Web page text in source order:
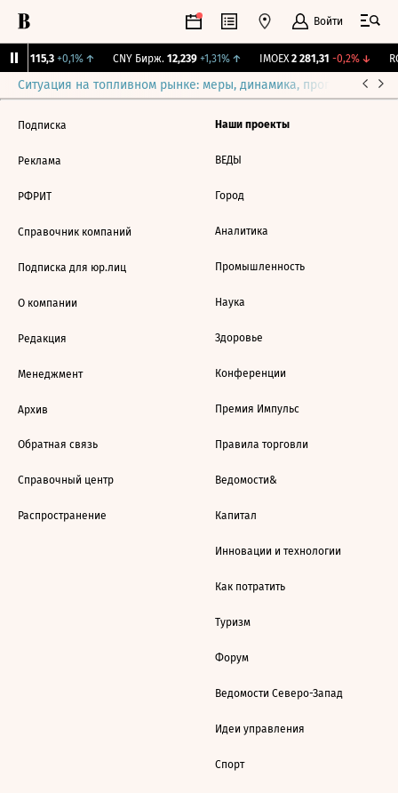
Войти
115,3 +0,1%↑ CNY Бирж. 12,239 +1,31%↑ IMOEX 2 281,31 -0,2%↓
Ситуация на топливном рынке: меры, динамика, прогнозы
Подписка
Реклама
РФРИТ
Справочник компаний
Подписка для юр.лиц
О компании
Редакция
Менеджмент
Архив
Обратная связь
Справочный центр
Распространение
Наши проекты
ВЕДЫ
Город
Аналитика
Промышленность
Наука
Здоровье
Конференции
Премия Импульс
Правила торговли
Ведомости&
Капитал
Инновации и технологии
Как потратить
Туризм
Форум
Ведомости Северо-Запад
Идеи управления
Спорт